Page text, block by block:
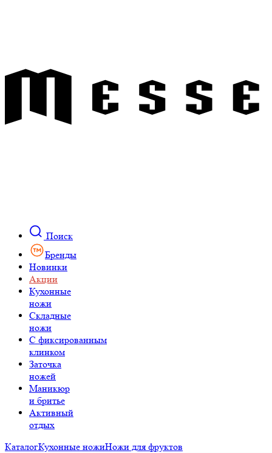
Поиск
Бренды
Новинки
Акции
Кухонные
ножи
Складные
ножи
C фиксированным
клинком
Заточка
ножей
Маникюр
и бритье
Активный
отдых
КаталогКухонные ножиНожи для фруктов